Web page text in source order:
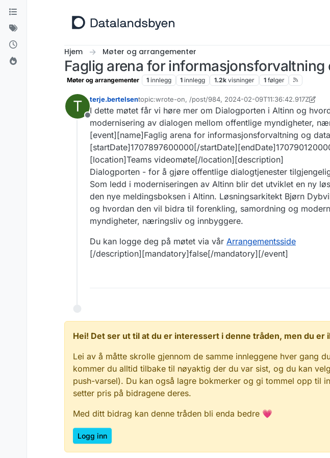
Hopp til innhold
Hjem Møter og arrangementer
Faglig arena for
Møter og arrangementer 1 innlegg 1 innlegg 1.2k visninger 1 følger
T
Frakoblet
terje.bertelsentopic:wrote-on, /post/984, 2024-02-09T11:36:42.917Z
Sist endret av terje.bertelsen2. sep. 2024, 13:09
I dette møtet får vi høre mer om Dialogporten i Altinn og
modernisering av dialogen mellom offentlige myndigheter,
[event][name]Faglig arena for informasjonsforvaltning og
[startDate]1707897600000[/
[location]Teams videomøte[/location][description]
Dialogporten - for å gjøre offentlige dialogtjenester
Som ledd i moderniseringen av Altinn blir det utviklet en ny
den nye meldingsboksen i Altinn. Løsningsarkitekt Bjørn
og hvordan den vil bidra til forenkling, samordning og
myndigheter, næringsliv og innbyggere.
Du kan logge deg på møtet via vår Arrangementsside
[/description][mandatory]false[/mandatory][/event]
Hei! Det ser ut til at du er interessert i denne tråden, men du er
Lei av å måtte skrolle gjennom de samme innleggene hver gang
kommer du alltid tilbake til nøyaktig der du var sist, og du kan
push-varsel). Du kan også lagre bokmerker og gi tommel opp til
setter pris på bidragene deres.
Med ditt bidrag kan denne tråden bli enda bedre 💗
Logg inn